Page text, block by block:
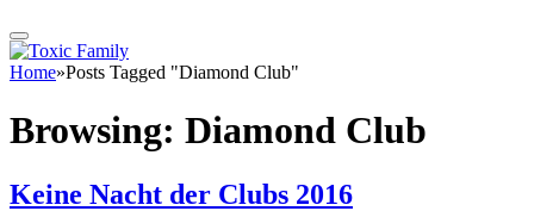
Home»Posts Tagged "Diamond Club"
Browsing: Diamond Club
Keine Nacht der Clubs 2016